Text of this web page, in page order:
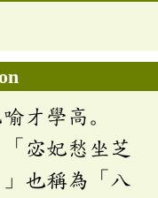
才學高。
宓妃愁坐芝
也稱為「八